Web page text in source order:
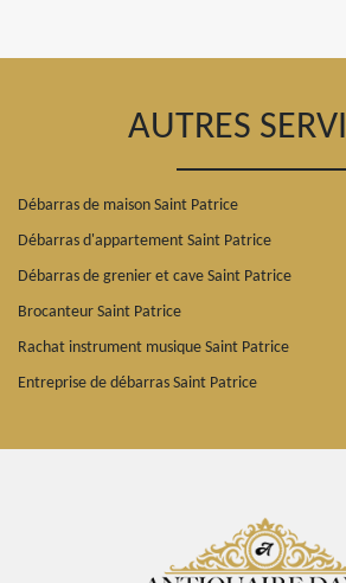
AUTRES
Débarras de maison Saint Patrice
Débarras d'appartement Saint Patrice
Débarras de grenier et cave Saint Patrice
Brocanteur Saint Patrice
Rachat instrument musique Saint Patrice
Entreprise de débarras Saint Patrice